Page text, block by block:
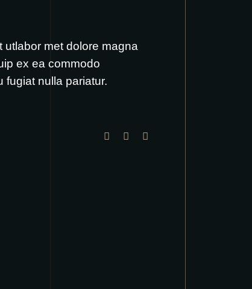
met dolore magna
ex ea commodo
fugiat nulla pariatur.